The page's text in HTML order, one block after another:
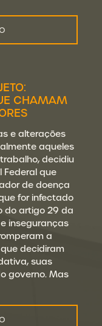
CHAMAM
e alterações
aqueles
decidiu
Federal que
de doença
for infectado
do artigo 29 da
inseguranças
a
decidiram
suas
governo. Mas